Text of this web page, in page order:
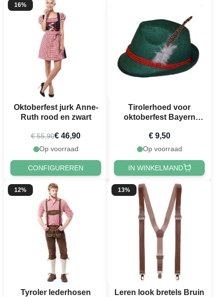
16%
Oktoberfest jurk Anne-
Ruth rood en zwart
€ 55,90€ 46,90
Op voorraad
CONFIGUREREN
Tirolerhoed voor
oktoberfest Bayern
one-size
€ 9,50
Op voorraad
IN WINKELMAND
12%
Tyroler lederhosen
13%
Leren look bretels Bruin